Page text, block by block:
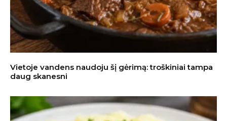
Vietoje vandens naudoju šį gėrimą: troškiniai tampa
daug skanesni